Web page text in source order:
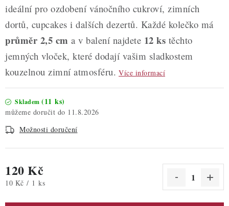
ideální pro ozdobení vánočního cukroví, zimních
dortů, cupcakes i dalších dezertů. Každé kolečko má
průměr 2,5 cm a v balení najdete 12 ks těchto
jemných vloček, které dodají vašim sladkostem
kouzelnou zimní atmosféru. Více informací
Skladem (11 ks)
11.8.2026
Možnosti doručení
120 Kč
Měrná cena:
10 Kč / 1 ks